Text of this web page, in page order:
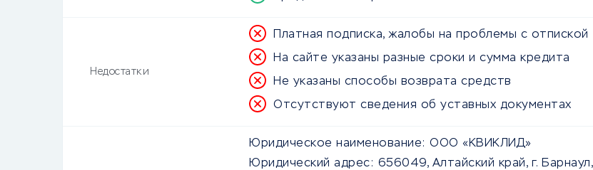
Недостатки
Платная подписка, жалобы на проблемы с отпиской
На сайте указаны разные сроки и сумма кредита
Не указаны способы возврата средств
Отсутствуют сведения об уставных документах
Юридическое наименование: ООО «КВИКЛИД»
Юридический адрес: 656049, Алтайский край, г. Барнаул,